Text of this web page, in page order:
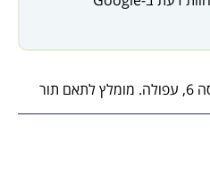
המרפאה ממוקמת ברחוב הפרסה 6, עפולה. מומלץ לתאם תור